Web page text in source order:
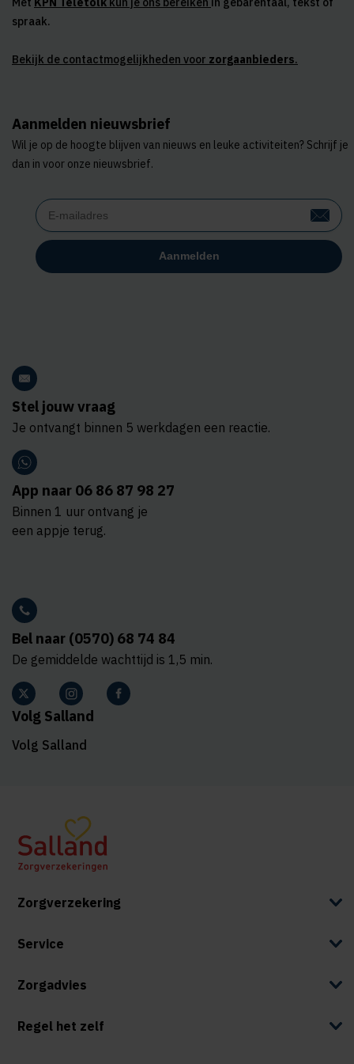
spraak.
Bekijk de contactmogelijkheden voor zorgaanbieders.
Aanmelden nieuwsbrief
Wil je op de hoogte blijven van nieuws en leuke activiteiten? Schrijf je
dan in voor onze nieuwsbrief.
Stel jouw vraag
Je ontvangt binnen 5 werkdagen een reactie.
App naar 06 86 87 98 27
Binnen 1 uur ontvang je
een appje terug.
Bel naar (0570) 68 74 84
De gemiddelde wachttijd is 1,5 min.
Volg Salland
Volg Salland
Zorgverzekering
Service
Zorgadvies
Regel het zelf